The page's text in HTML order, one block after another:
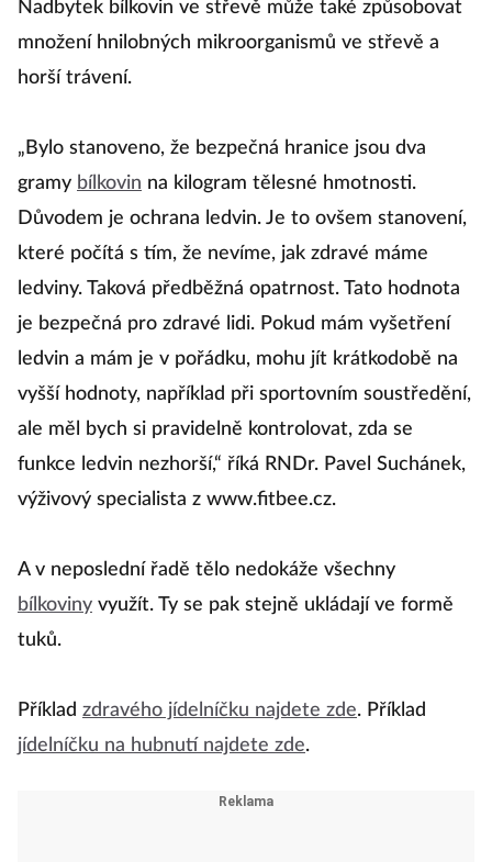
Nadbytek bílkovin ve střevě může také způsobovat
množení hnilobných mikroorganismů ve střevě a
horší trávení.
„Bylo stanoveno, že bezpečná hranice jsou dva
gramy bílkovin na kilogram tělesné hmotnosti.
Důvodem je ochrana ledvin. Je to ovšem stanovení,
které počítá s tím, že nevíme, jak zdravé máme
ledviny. Taková předběžná opatrnost. Tato hodnota
je bezpečná pro zdravé lidi. Pokud mám vyšetření
ledvin a mám je v pořádku, mohu jít krátkodobě na
vyšší hodnoty, například při sportovním soustředění,
ale měl bych si pravidelně kontrolovat, zda se
funkce ledvin nezhorší,“ říká RNDr. Pavel Suchánek,
výživový specialista z www.fitbee.cz.
A v neposlední řadě tělo nedokáže všechny
bílkoviny využít. Ty se pak stejně ukládají ve formě
tuků.
Příklad zdravého jídelníčku najdete zde. Příklad
jídelníčku na hubnutí najdete zde.